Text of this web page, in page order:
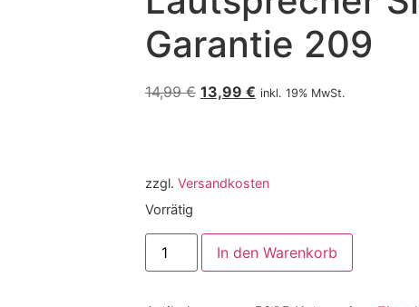
Garantie 209
14,99€ 13,99 € inkl. 19% MwSt.
zzgl. Versandkosten
Vorrätig
In den Warenkorb